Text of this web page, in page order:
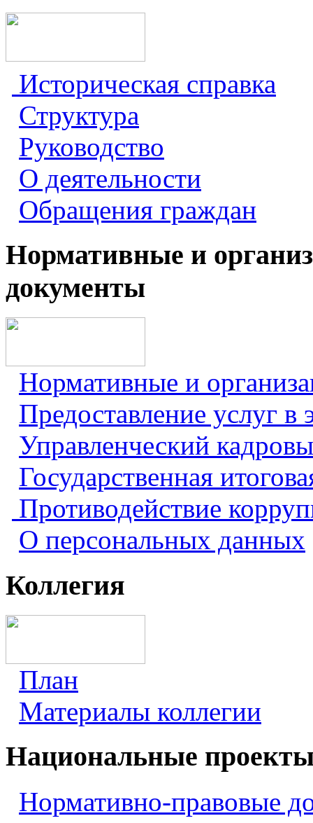
Историческая справка
Структура
Руководство
О деятельности
Обращения граждан
Нормативные и
документы
Нормативные и
Предоставление услуг в
Управленческий
Государственная
Противодействие
О персональных данных
Коллегия
План
Материалы коллегии
Национальные
Нормативно-правовые